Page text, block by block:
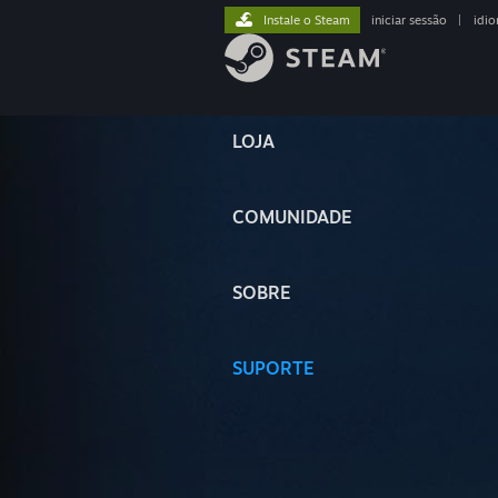
LOJA
COMUNIDADE
SOBRE
SUPORTE
Instale o Steam iniciar sessão